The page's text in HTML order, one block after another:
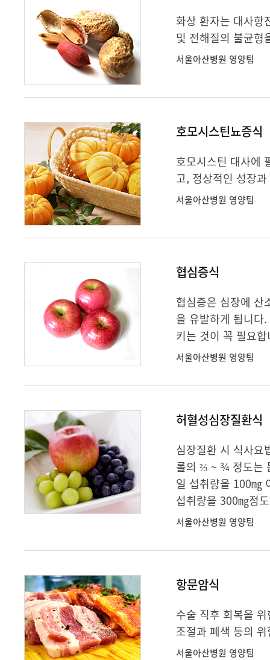
화상 환자는 대사항
및 전해질의 불균형
서울아산병원 영양팀
호모시스틴뇨증식
호모시스틴 대사에
고, 정상적인 성장
서울아산병원 영양팀
협심증식
협심증은 심장에 산
을 유발하게 됩니다
키는 것이 꼭 필요
서울아산병원 영양팀
허혈성심장질환식
심장질환 시 식사요
롤의 ⅔ ~ ¾ 정도는
일 섭취량을 100㎎
섭취량을 300㎎정
서울아산병원 영양팀
항문암식
수술 직후 회복을
조절과 폐색 등의
서울아산병원 영양팀